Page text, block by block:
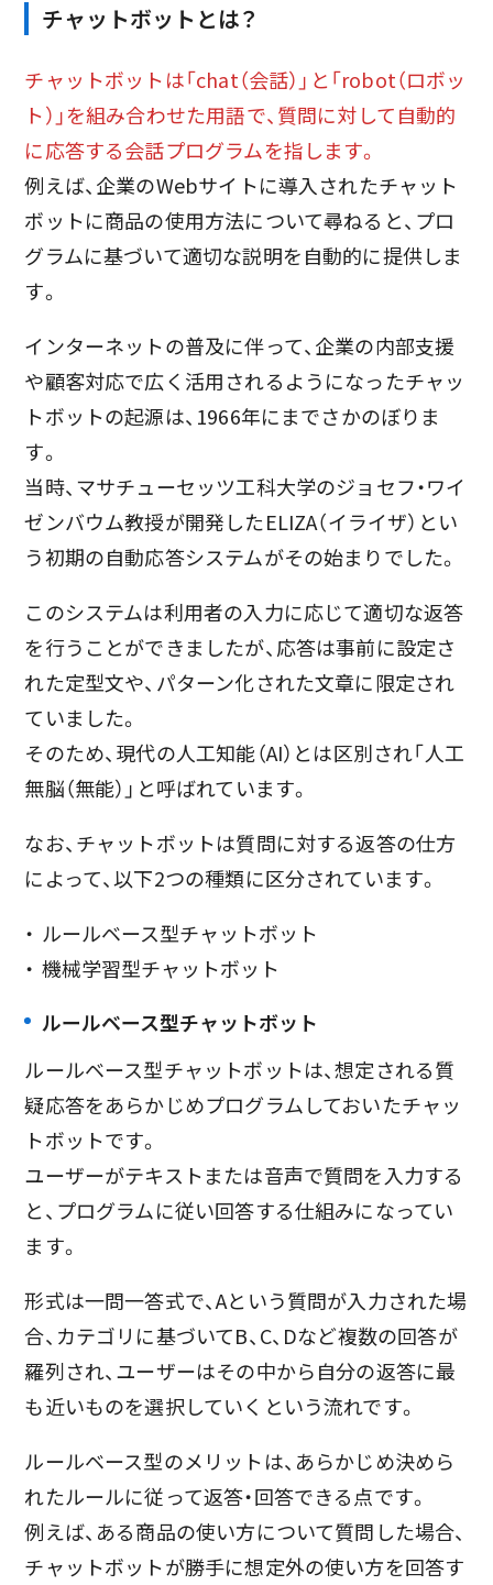
チャットボットとは？
チャットボットは「chat（会話）」と「robot（ロボッ
ト）」を組み合わせた用語で、質問に対して自動的
に応答する会話プログラムを指します。
例えば、企業のWebサイトに導入されたチャット
ボットに商品の使用方法について尋ねると、プロ
グラムに基づいて適切な説明を自動的に提供しま
す。
インターネットの普及に伴って、企業の内部支援
や顧客対応で広く活用されるようになったチャッ
トボットの起源は、1966年にまでさかのぼりま
す。
当時、マサチューセッツ工科大学のジョセフ・ワイ
ゼンバウム教授が開発したELIZA（イライザ）とい
う初期の自動応答システムがその始まりでした。
このシステムは利用者の入力に応じて適切な返答
を行うことができましたが、応答は事前に設定さ
れた定型文や、パターン化された文章に限定され
ていました。
そのため、現代の人工知能（AI）とは区別され「人工
無脳（無能）」と呼ばれています。
なお、チャットボットは質問に対する返答の仕方
によって、以下2つの種類に区分されています。
ルールベース型チャットボット
機械学習型チャットボット
ルールベース型チャットボット
ルールベース型チャットボットは、想定される質
疑応答をあらかじめプログラムしておいたチャッ
トボットです。
ユーザーがテキストまたは音声で質問を入力する
と、プログラムに従い回答する仕組みになってい
ます。
形式は一問一答式で、Aという質問が入力された場
合、カテゴリに基づいてB、C、Dなど複数の回答が
羅列され、ユーザーはその中から自分の返答に最
も近いものを選択していくという流れです。
ルールベース型のメリットは、あらかじめ決めら
れたルールに従って返答・回答できる点です。
例えば、ある商品の使い方について質問した場合、
チャットボットが勝手に想定外の使い方を回答す